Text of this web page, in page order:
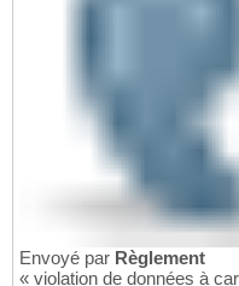
Envoyé par Règlement
« violation de données à